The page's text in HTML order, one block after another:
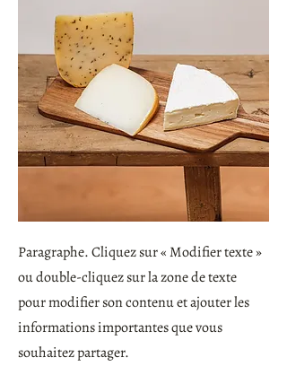
Paragraphe. Cliquez sur « Modifier texte »
ou double-cliquez sur la zone de texte
pour modifier son contenu et ajouter les
informations importantes que vous
souhaitez partager.